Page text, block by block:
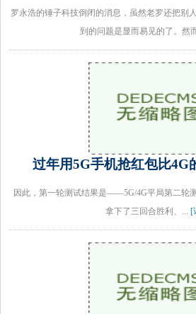
罗永浩的锤子科技倒闭的消息，虽然老罗还把别
到的问题是显而易见的了。然
过年用5G手机抢红包比4G
因此，第一轮测试结果是——5G/4G平局第二轮
拿下了三回合胜利、... [